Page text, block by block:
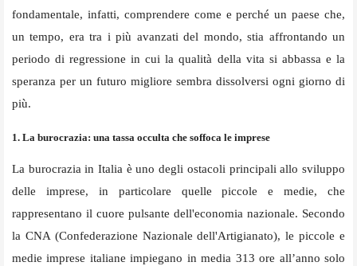
fondamentale, infatti, comprendere come e perché un paese che,
un tempo, era tra i più avanzati del mondo, stia affrontando un
periodo di regressione in cui la qualità della vita si abbassa e la
speranza per un futuro migliore sembra dissolversi ogni giorno di
più.
1. La burocrazia: una tassa occulta che soffoca le imprese
La burocrazia in Italia è uno degli ostacoli principali allo sviluppo
delle imprese, in particolare quelle piccole e medie, che
rappresentano il cuore pulsante dell'economia nazionale. Secondo
la CNA (Confederazione Nazionale dell'Artigianato), le piccole e
medie imprese italiane impiegano in media 313 ore all’anno solo